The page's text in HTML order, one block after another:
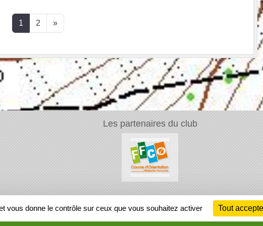
1 2 »
Les partenaires du club
vous donne le contrôle sur ceux que vous souhaitez activer Tout